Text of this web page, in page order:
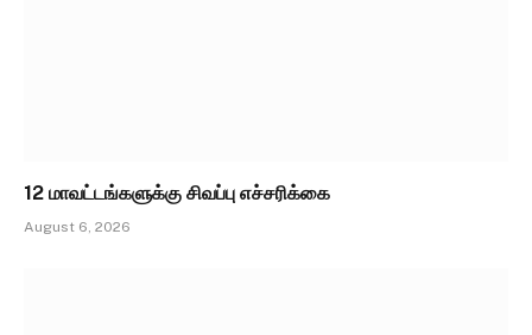
12 மாவட்டங்களுக்கு சிவப்பு எச்சரிக்கை
August 6, 2026